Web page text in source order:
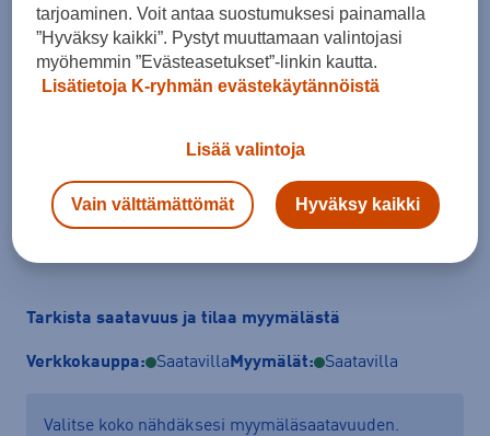
Koko
XL XXL
Lisää ostoskoriin
Tarkista saatavuus ja tilaa myymälästä
Verkkokauppa: Saatavilla Myymälät: Saatavilla
Valitse koko nähdäksesi myymäläsaatavuuden.
tarjoaminen. Voit antaa suostumuksesi painamalla
”Hyväksy kaikki”. Pystyt muuttamaan valintojasi
myöhemmin ”Evästeasetukset”-linkin kautta.
Lisätietoja K-ryhmän evästekäytännöistä
Lisää valintoja
Vain välttämättömät Hyväksy kaikki